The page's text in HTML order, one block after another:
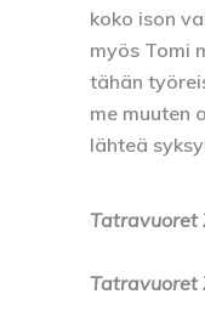
koko ison
myös Tomi
tähän
me muuten
lähteä
Tatravuoret
Tatravuoret